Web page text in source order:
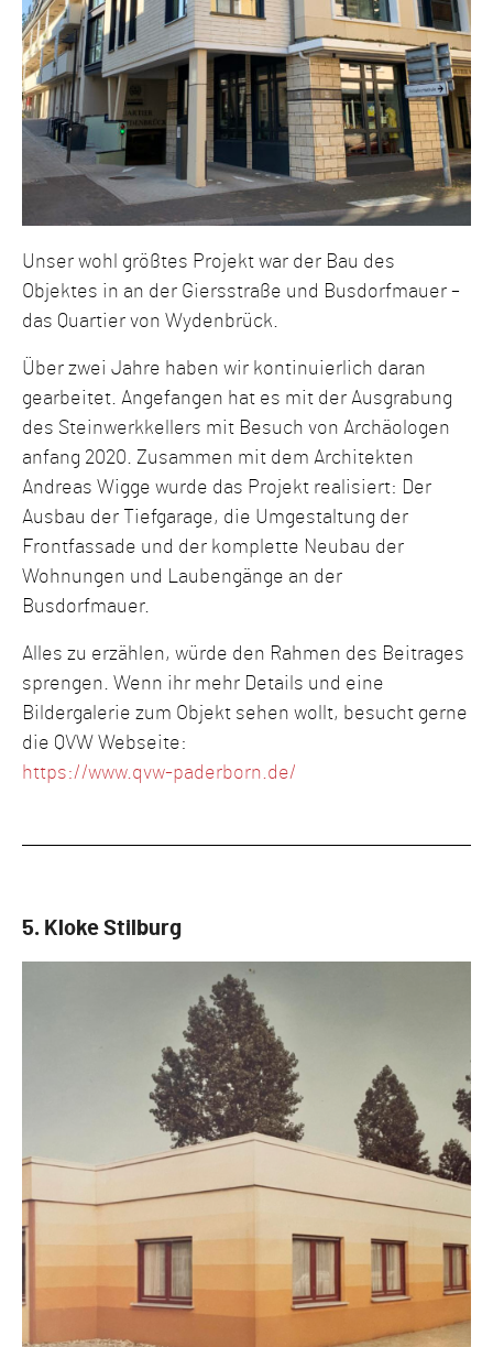
Unser wohl größtes Projekt war der Bau des
Objektes in an der Giersstraße und Busdorfmauer –
das Quartier von Wydenbrück.
Über zwei Jahre haben wir kontinuierlich daran
gearbeitet. Angefangen hat es mit der Ausgrabung
des Steinwerkkellers mit Besuch von Archäologen
anfang 2020. Zusammen mit dem Architekten
Andreas Wigge wurde das Projekt realisiert: Der
Ausbau der Tiefgarage, die Umgestaltung der
Frontfassade und der komplette Neubau der
Wohnungen und Laubengänge an der
Busdorfmauer.
Alles zu erzählen, würde den Rahmen des Beitrages
sprengen. Wenn ihr mehr Details und eine
Bildergalerie zum Objekt sehen wollt, besucht gerne
die QVW Webseite:
https://www.qvw-paderborn.de/
5. Kloke Stilburg